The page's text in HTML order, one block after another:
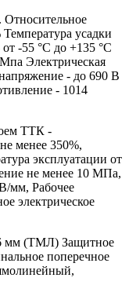
Относительное
усадки
-55 °C до +135 °C
Электрическая
- до 690 В
- 1014
ТТК -
менее 350%,
эксплуатации от
не менее 10 МПа,
мм, Рабочее
электрическое
мм (ТМЛ) Защитное
поперечное